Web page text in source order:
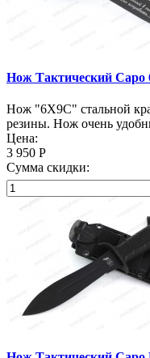
Нож Тактический Саро
Нож "6Х9С" стальной
резины. Нож очень
Цена:
3 950 Р
Сумма скидки: